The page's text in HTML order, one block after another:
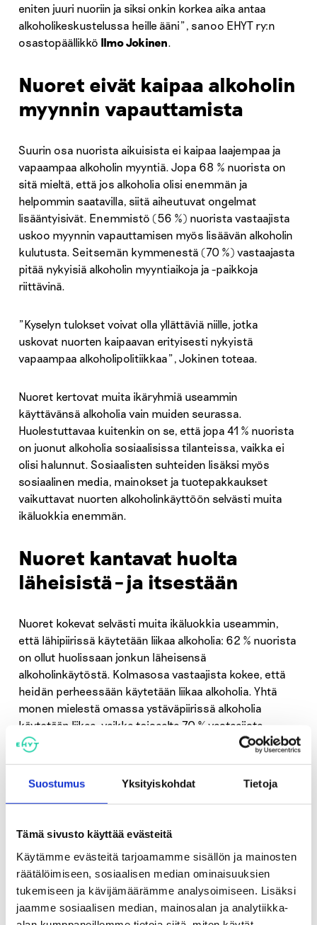
Suostumus Yksityiskohdat Tietoja
Tämä sivusto käyttää evästeitä
Käytämme evästeitä tarjoamamme sisällön ja mainosten
räätälöimiseen, sosiaalisen median ominaisuuksien
tukemiseen ja kävijämäärämme analysoimiseen. Lisäksi
jaamme sosiaalisen median, mainosalan ja analytiikka-
eniten juuri nuoriin ja siksi onkin korkea aika antaa
alkoholikeskustelussa heille ääni”, sanoo EHYT ry:n
osastopäällikkö Ilmo Jokinen
Nuoret eivät kaipaa alkoholin
myynnin vapauttamista
Suurin osa nuorista aikuisista ei kaipaa laajempaa ja
vapaampaa alkoholin myyntiä. Jopa 68 % nuorista on
sitä mieltä, että jos alkoholia olisi enemmän ja
helpommin saatavilla, siitä aiheutuvat ongelmat
lisääntyisivät. Enemmistö (56 %) nuorista vastaajista
uskoo myynnin vapauttamisen myös lisäävän alkoholin
kulutusta. Seitsemän kymmenestä (70 %) vastaajasta
pitää nykyisiä alkoholin myyntiaikoja ja -paikkoja
riittävinä.
”Kyselyn tulokset voivat olla yllättäviä niille, jotka
uskovat nuorten kaipaavan erityisesti nykyistä
vapaampaa alkoholipolitiikkaa”, Jokinen toteaa.
Nuoret kertovat muita ikäryhmiä useammin
käyttävänsä alkoholia vain muiden seurassa.
Huolestuttavaa kuitenkin on se, että jopa 41 % nuorista
on juonut alkoholia sosiaalisissa tilanteissa, vaikka ei
olisi halunnut. Sosiaalisten suhteiden lisäksi myös
sosiaalinen media, mainokset ja tuotepakkaukset
vaikuttavat nuorten alkoholinkäyttöön selvästi muita
ikäluokkia enemmän.
Nuoret kantavat huolta
läheisistä – ja itsestään
Nuoret kokevat selvästi muita ikäluokkia useammin,
että lähipiirissä käytetään liikaa alkoholia: 62 % nuorista
on ollut huolissaan jonkun läheisensä
alkoholinkäytöstä. Kolmasosa vastaajista kokee, että
heidän perheessään käytetään liikaa alkoholia. Yhtä
monen mielestä omassa ystäväpiirissä alkoholia
käytetään liikaa, vaikka toisaalta 70 % vastaajista
kertoo ystäväpiiriinsä kuuluvan henkilöitä, jotka eivät
Yli neljännes (28 %) on ollut huolissaan omasta
alkoholin käytöstä ja sen ongelmista enemmän kuin
vanhemmat ikäluokat.
Kyselyyn vastanneista enemmistö (66 %) ei pidä